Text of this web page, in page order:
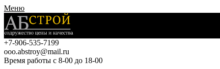
Меню
+7-906-535-7199
ooo.abstroy@mail.ru
Время работы с 8-00 до 18-00